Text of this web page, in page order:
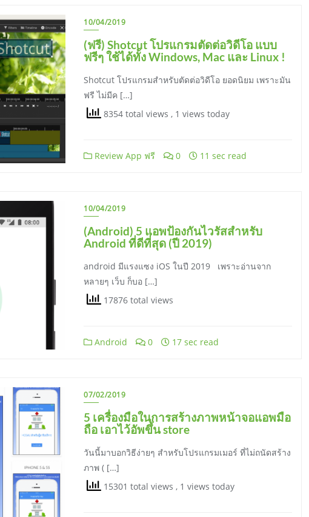
10/04/2019
(ฟรี) Shotcut โปรแกรมตัดต่อวิดีโอ แบบ
ฟรีๆ ใช้ได้ทั้ง Windows, Mac และ Linux !
Shotcut โปรแกรมสำหรับตัดต่อวิดีโอ ยอดนิยม เพราะมัน
ฟรี ไม่มีค […]
8354 total views , 1 views today
Review App ฟรี 0 11 sec read
10/04/2019
(Android) 5 แอพป้องกันไวรัสสำหรับ
Android ที่ดีที่สุด (ปี 2019)
android มีแรงแซง iOS ในปี 2019 เพราะอ่านจาก
หลายๆ เว็บ ก็บอ […]
17876 total views
Android 0 17 sec read
07/02/2019
5 เครื่องมือในการสร้างภาพหน้าจอแอพมือ
ถือ เอาไว้อัพขึ้น store
วันนี้มาบอกวิธีง่ายๆ สำหรับโปรแกรมเมอร์ ที่ไม่ถนัดสร้าง
ภาพ ( […]
15301 total views , 1 views today